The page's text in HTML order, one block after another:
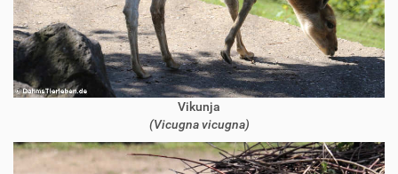
Vikunja
(Vicugna vicugna)